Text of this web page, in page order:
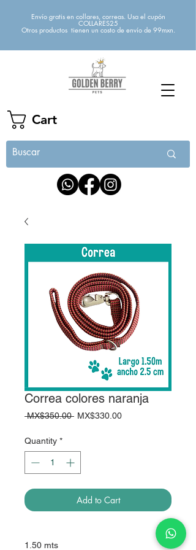
Cart
Envío gratis en collares, correas. Usa el cupón
COLLARES25
Otros productos tienen un costo de envío de 99mxn.
Correa colores naranja
MX$350.00 Regular
MX$330.00Sale
Quantity *
Add to Cart
1.50 mts